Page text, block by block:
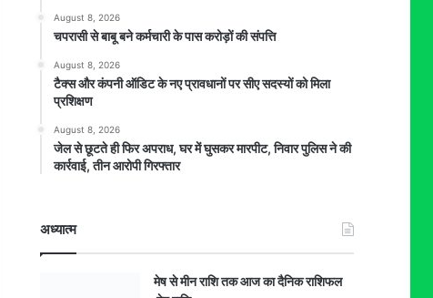
August 8, 2026
चपरासी से बाबू बने कर्मचारी के पास करोड़ों की संपत्ति
August 8, 2026
टैक्स और कंपनी ऑडिट के नए प्रावधानों पर सीए सदस्यों को मिला
प्रशिक्षण
August 8, 2026
जेल से छूटते ही फिर अपराध, घर में घुसकर मारपीट, निवार पुलिस ने की
कार्रवाई, तीन आरोपी गिरफ्तार
अध्यात्म
मेष से मीन राशि तक आज का दैनिक राशिफल